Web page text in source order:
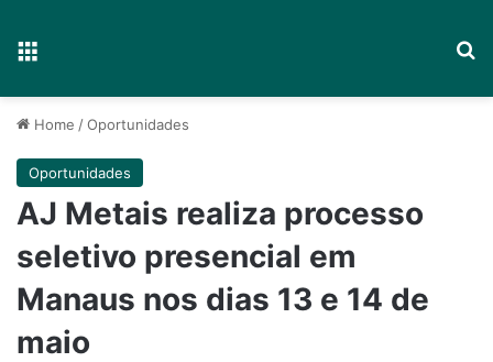
Home /Oportunidades
Oportunidades
AJ Metais realiza processo
seletivo presencial em
Manaus nos dias 13 e 14 de
maio